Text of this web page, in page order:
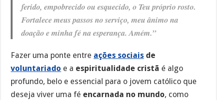
ferido, empobrecido ou esquecido, o Teu próprio rosto.
Fortalece meus passos no serviço, meu ânimo na
doação e minha fé na esperança. Amém.”
Fazer uma ponte entre ações sociais de
voluntariado e a espiritualidade cristã é algo
profundo, belo e essencial para o jovem católico que
deseja viver uma fé encarnada no mundo, como